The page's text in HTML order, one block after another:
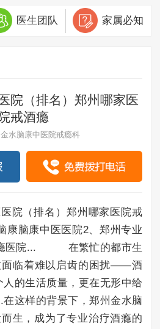
医生团队 家属必知
院（排名）郑州哪家医
戒酒瘾
水脑康中医院戒瘾科
院（排名）郑州哪家医院戒
康脑康中医医院2、郑州专业
瘾医院... 在繁忙的都市生
面临着难以启齿的困扰——酒
的生活质量，更在无形中给
这样的背景下，郑州金水脑
生，成为了专业治疗酒瘾的